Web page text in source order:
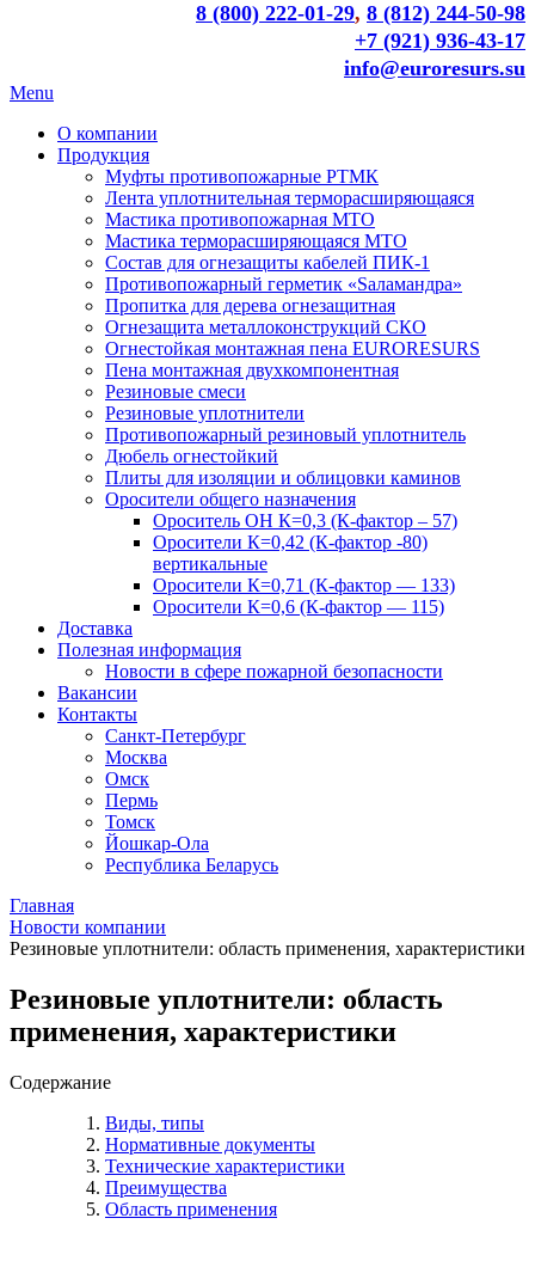
8 (800) 222-01-29, 8 (812) 244-50-98
+7 (921) 936-43-17
info@euroresurs.su
Menu
О компании
Продукция
Муфты противопожарные РТМК
Лента уплотнительная терморасширяющаяся
Мастика противопожарная МТО
Мастика терморасширяющаяся МТО
Состав для огнезащиты кабелей ПИК-1
Противопожарный герметик «Sаламандра»
Пропитка для дерева огнезащитная
Огнезащита металлоконструкций СКО
Огнестойкая монтажная пена EURORESURS
Пена монтажная двухкомпонентная
Резиновые смеси
Резиновые уплотнители
Противопожарный резиновый уплотнитель
Дюбель огнестойкий
Плиты для изоляции и облицовки каминов
Оросители общего назначения
Ороситель ОН К=0,3 (К-фактор – 57)
Оросители К=0,42 (К-фактор -80)
вертикальные
Оросители К=0,71 (К-фактор — 133)
Оросители К=0,6 (К-фактор — 115)
Доставка
Полезная информация
Новости в сфере пожарной безопасности
Вакансии
Контакты
Санкт-Петербург
Москва
Омск
Пермь
Томск
Йошкар-Ола
Республика Беларусь
Главная
Новости компании
Резиновые уплотнители: область применения, характеристики
Резиновые уплотнители: область
применения, характеристики
Содержание
Виды, типы
Нормативные документы
Технические характеристики
Преимущества
Область применения